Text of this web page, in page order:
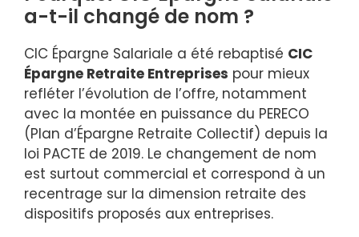
a-t-il changé de nom ?
CIC Épargne Salariale a été rebaptisé CIC
Épargne Retraite Entreprises pour mieux
refléter l’évolution de l’offre, notamment
avec la montée en puissance du PERECO
(Plan d’Épargne Retraite Collectif) depuis la
loi PACTE de 2019. Le changement de nom
est surtout commercial et correspond à un
recentrage sur la dimension retraite des
dispositifs proposés aux entreprises.